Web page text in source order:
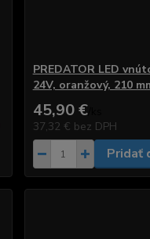
PREDATOR LED
24V, oranžový, 210
45,90 €/
37,32 € bez DPH
Pridať